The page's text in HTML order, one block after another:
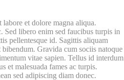
et dolore magna aliqua.
Sed libero enim sed faucibus turpis in
pellentesque id. Sagittis aliquam
Gravida cum sociis natoque
vitae sapien. Tellus id interdum
et malesuada fames ac turpis.
sed adipiscing diam donec.